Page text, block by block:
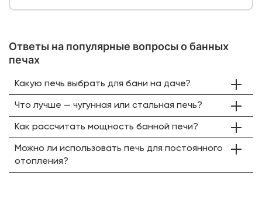
Ответы на популярные вопросы о банных
печах
Какую печь выбрать для бани на даче?
Что лучше — чугунная или стальная печь?
Как рассчитать мощность банной печи?
Можно ли использовать печь для постоянного
отопления?